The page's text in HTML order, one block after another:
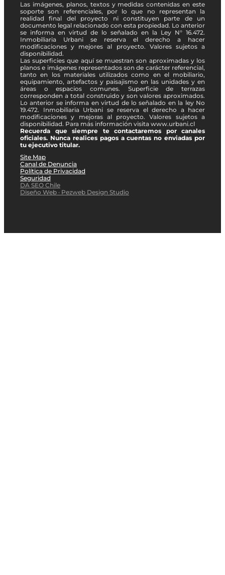
Las imágenes, planos, textos y medidas contenidas en este
soporte son referenciales, por lo que no representan la
realidad final del proyecto ni constituyen parte de un
documento legal relacionado con esta propiedad. Lo anterior
se informa en virtud de lo señalado en la Ley N° 16.472.
Inmobiliaria Urbani se reserva el derecho a hacer
modificaciones y mejores al proyecto. Valores sujetos a
disponibilidad.
Las superficies que aquí se muestran son aproximadas y los
planos e imágenes representados son de carácter referencial,
tanto en los materiales utilizados como en el mobiliario,
equipamiento, artefactos y paisajismo en las unidades y en
áreas o espacios comunes. Superficie de terrazas
corresponden a total construido y son valores aproximados.
Lo anterior se informa en virtud de lo señalado en la ley No
19.472. Inmobiliaria Urbani se reserva el derecho a hacer
modificaciones y mejoras al proyecto. Valores sujetos a
disponibilidad. Para más información visita www.urbani.cl
Recuerda que siempre te contactaremos por canales
oficiales. Nunca realices pagos a cuentas no enviadas por
tu ejecutivo titular.
Site Map
Canal de Denuncia
Política de Privacidad
Seguridad
DA SEO Chile
Diseño Web · Pezweb Design Studio